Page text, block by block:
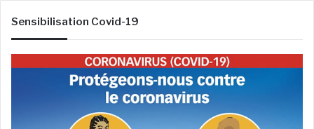
Sensibilisation Covid-19